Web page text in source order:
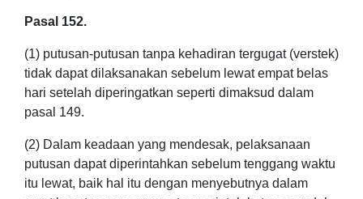
Pasal 152.
(1) putusan-putusan tanpa kehadiran tergugat (verstek)
tidak dapat dilaksanakan sebelum lewat empat belas
hari setelah diperingatkan seperti dimaksud dalam
pasal 149.
(2) Dalam keadaan yang mendesak, pelaksanaan
putusan dapat diperintahkan sebelum tenggang waktu
itu lewat, baik hal itu dengan menyebutnya dalam